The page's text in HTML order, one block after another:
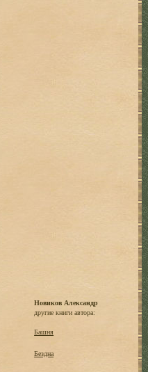
Новиков Александр
другие книги автора:
Башня
Бездна